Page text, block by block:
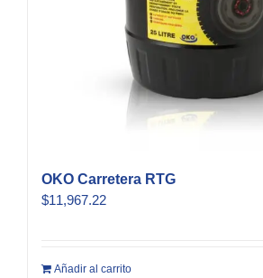
OKO Carretera RTG
$11,967.22
Añadir al carrito